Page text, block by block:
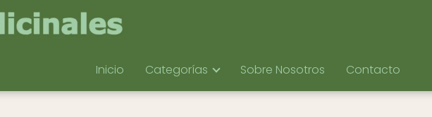
Inicio Categorías Sobre Nosotros Contacto